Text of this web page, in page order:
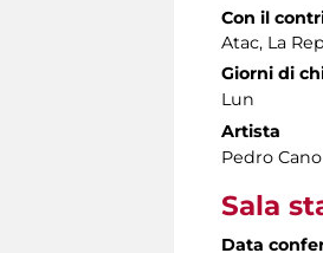
Con il
Atac, La
Giorni di
Lun
Artista
Pedro Cano
Sala
Data